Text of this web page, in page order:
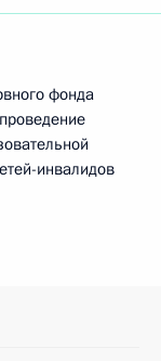
фонда
инвалидов